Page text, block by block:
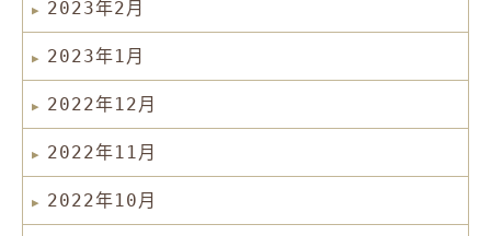
2023年2月
2023年1月
2022年12月
2022年11月
2022年10月